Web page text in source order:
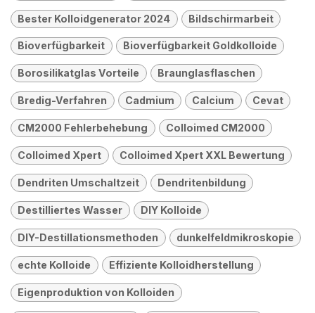
Bester Kolloidgenerator 2024 Bildschirmarbeit
Bioverfügbarkeit Bioverfügbarkeit Goldkolloide
Borosilikatglas Vorteile Braunglasflaschen
Bredig-Verfahren Cadmium Calcium Cevat
CM2000 Fehlerbehebung Colloimed CM2000
Colloimed Xpert Colloimed Xpert XXL Bewertung
Dendriten Umschaltzeit Dendritenbildung
Destilliertes Wasser DIY Kolloide
DIY-Destillationsmethoden dunkelfeldmikroskopie
echte Kolloide Effiziente Kolloidherstellung
Eigenproduktion von Kolloiden